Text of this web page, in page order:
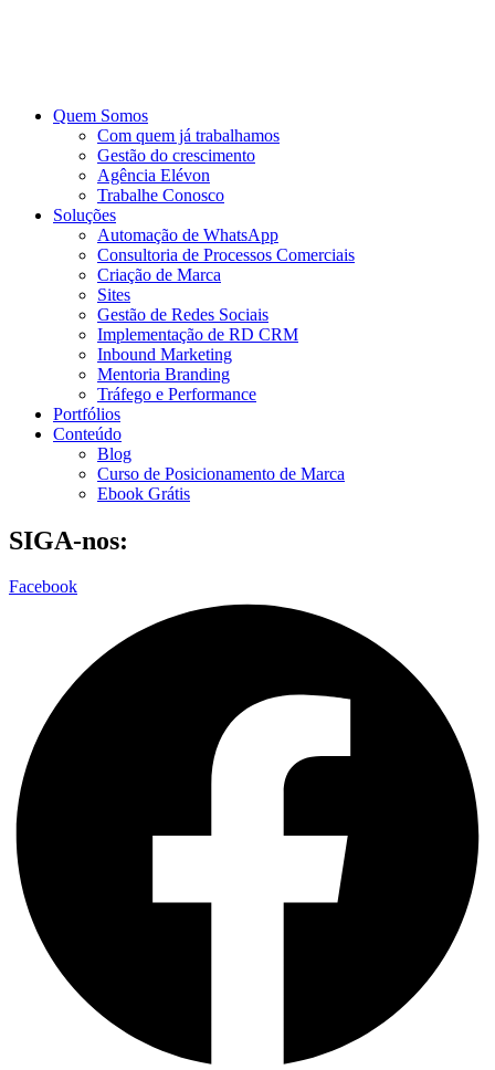
Quem Somos
Com quem já trabalhamos
Gestão do crescimento
Agência Elévon
Trabalhe Conosco
Soluções
Automação de WhatsApp
Consultoria de Processos Comerciais
Criação de Marca
Sites
Gestão de Redes Sociais
Implementação de RD CRM
Inbound Marketing
Mentoria Branding
Tráfego e Performance
Portfólios
Conteúdo
Blog
Curso de Posicionamento de Marca
Ebook Grátis
SIGA-nos:
Facebook